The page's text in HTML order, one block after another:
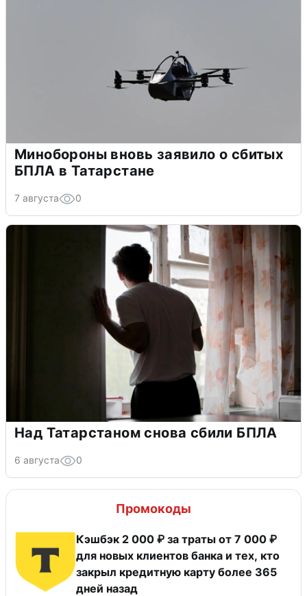
Минобороны вновь заявило о сбитых
БПЛА в Татарстане
7 августа 0
Над Татарстаном снова сбили БПЛА
6 августа 0
Промокоды
Кэшбэк 2 000 ₽ за траты от 7 000 ₽
для новых клиентов банка и тех, кто
закрыл кредитную карту более 365
дней назад